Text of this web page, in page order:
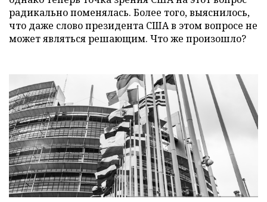
радикально поменялась. Более того, выяснилось,
что даже слово президента США в этом вопросе не
может являться решающим. Что же произошло?